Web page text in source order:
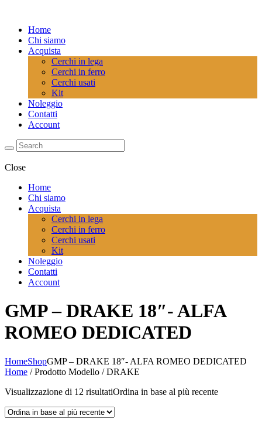
Home
Chi siamo
Acquista
Cerchi in lega
Cerchi in ferro
Cerchi usati
Kit
Noleggio
Contatti
Account
Close
Home
Chi siamo
Acquista
Cerchi in lega
Cerchi in ferro
Cerchi usati
Kit
Noleggio
Contatti
Account
GMP – DRAKE 18″- ALFA
ROMEO DEDICATED
HomeShopGMP – DRAKE 18″- ALFA ROMEO DEDICATED
Home / Prodotto Modello / DRAKE
Visualizzazione di 12 risultatiOrdina in base al più recente